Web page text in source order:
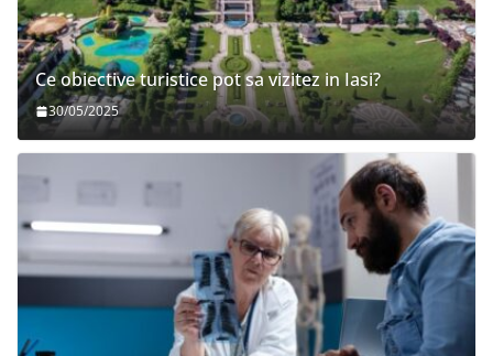
Ce obiective turistice pot sa vizitez in Iasi?
30/05/2025